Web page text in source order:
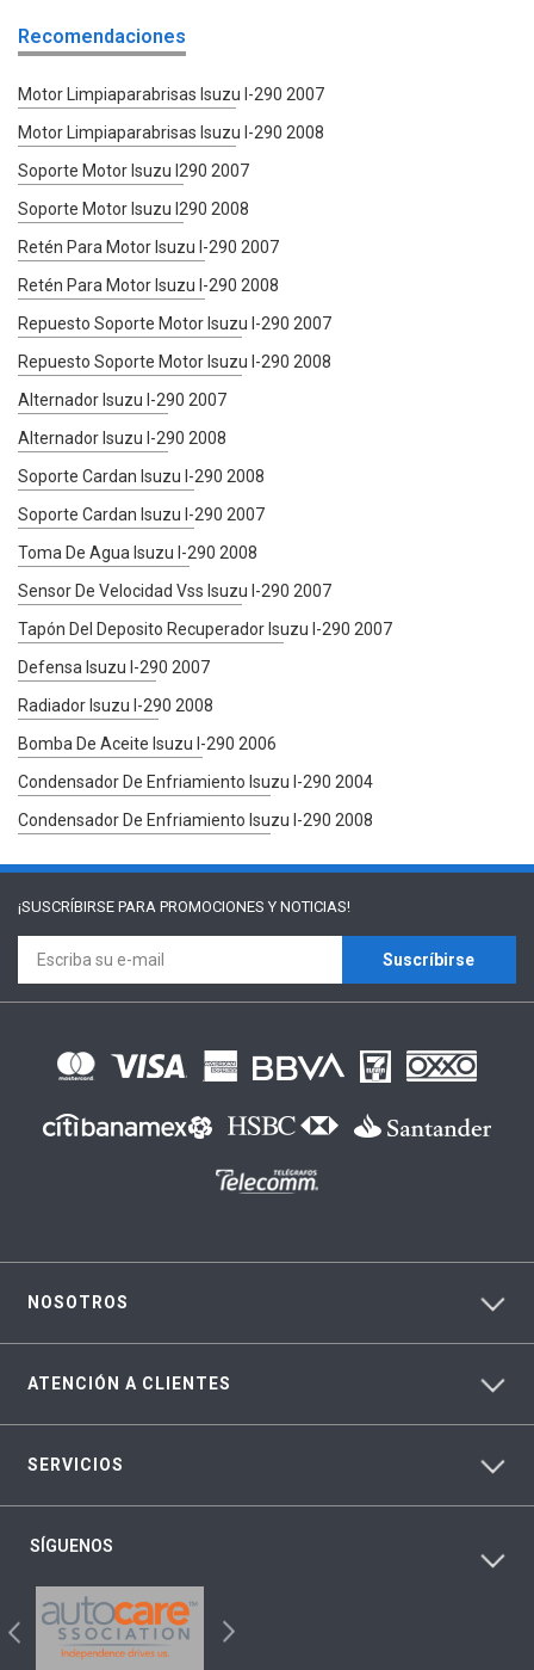
Recomendaciones
Motor Limpiaparabrisas Isuzu I-290 2007
Motor Limpiaparabrisas Isuzu I-290 2008
Soporte Motor Isuzu I290 2007
Soporte Motor Isuzu I290 2008
Retén Para Motor Isuzu I-290 2007
Retén Para Motor Isuzu I-290 2008
Repuesto Soporte Motor Isuzu I-290 2007
Repuesto Soporte Motor Isuzu I-290 2008
Alternador Isuzu I-290 2007
Alternador Isuzu I-290 2008
Soporte Cardan Isuzu I-290 2008
Soporte Cardan Isuzu I-290 2007
Toma De Agua Isuzu I-290 2008
Sensor De Velocidad Vss Isuzu I-290 2007
Tapón Del Deposito Recuperador Isuzu I-290 2007
Defensa Isuzu I-290 2007
Radiador Isuzu I-290 2008
Bomba De Aceite Isuzu I-290 2006
Condensador De Enfriamiento Isuzu I-290 2004
Condensador De Enfriamiento Isuzu I-290 2008
¡SUSCRÍBIRSE PARA PROMOCIONES Y NOTICIAS!
Suscríbirse
NOSOTROS
ATENCIÓN A CLIENTES
SERVICIOS
SÍGUENOS